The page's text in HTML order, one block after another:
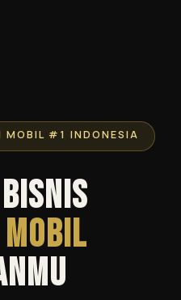
MOBIL #1 INDONESIA